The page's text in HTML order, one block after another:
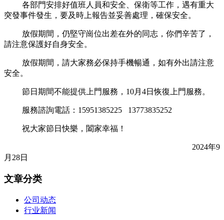
各部門安排好值班人員和安全、保衛等工作，遇有重大
突發事件發生，要及時上報告並妥善處理，確保安全。
放假期間，仍堅守崗位出差在外的同志，你們辛苦了，
請注意保護好自身安全。
放假期間，請大家務必保持手機暢通，如有外出請注意
安全。
節日期間不能提供上門服務， 10月 4日恢復上門服務。
服務諮詢電話： 15951385225 13773835252
祝大家節日快樂，闔家幸福！
2024年9
月 28日
文章分类
公司动态
行业新闻